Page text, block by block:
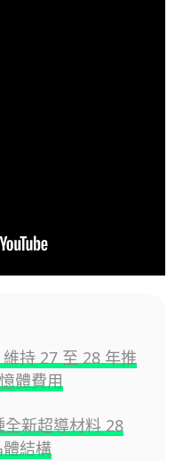
持 27 至 28 年推
體費用
新超導材料 28
結構